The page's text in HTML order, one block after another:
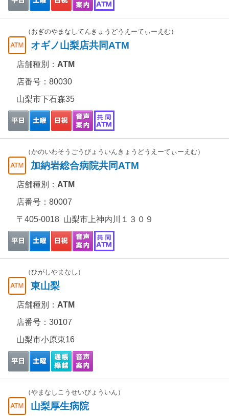
（おぎのやまなしてんきょうどうえーてぃーえむ）
オギノ山梨店共同ATM
店舗種別： ATM
店番号：80030
山梨市下石森35
（かのいわそうごうびょういんきょうどうえーてぃーえむ）
加納岩総合病院共同ATM
店舗種別： ATM
店番号：80007
〒405-0018 山梨市上神内川１３０９
（ひがしやまなし）
東山梨
店舗種別： ATM
店番号：30107
山梨市小原東16
（やまなしこうせいびょういん）
山梨厚生病院